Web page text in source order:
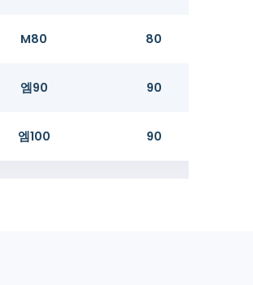
M80 80
엠90 90
엠100 90